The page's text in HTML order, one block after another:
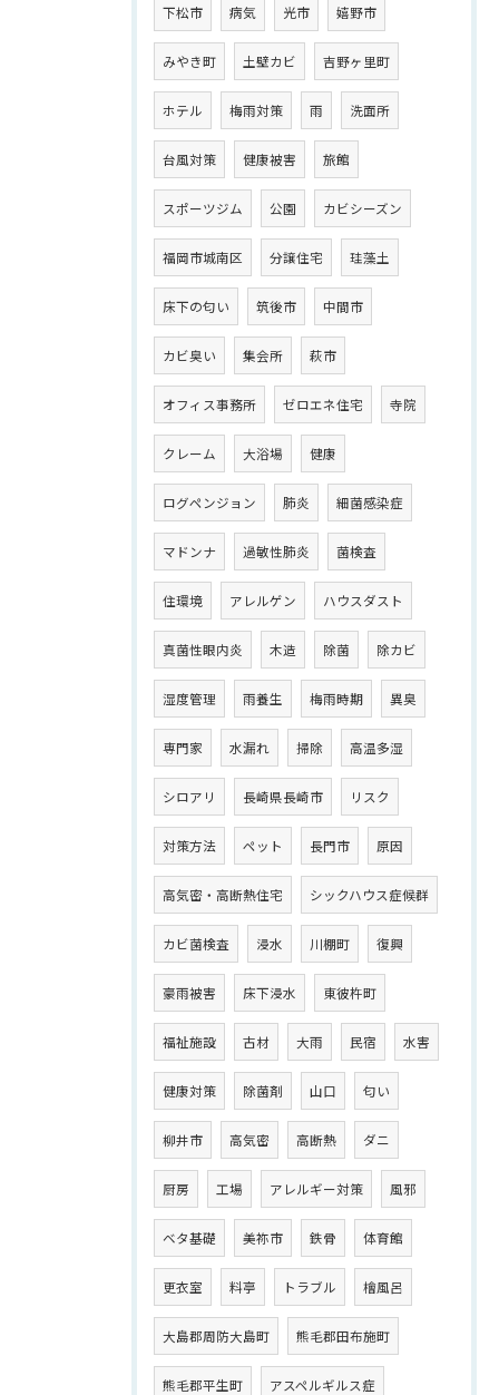
下松市 病気 光市 嬉野市
みやき町 土壁カビ 吉野ヶ里町
ホテル 梅雨対策 雨 洗面所
台風対策 健康被害 旅館
スポーツジム 公園 カビシーズン
福岡市城南区 分譲住宅 珪藻土
床下の匂い 筑後市 中間市
カビ臭い 集会所 萩市
オフィス事務所 ゼロエネ住宅 寺院
クレーム 大浴場 健康
ログペンジョン 肺炎 細菌感染症
マドンナ 過敏性肺炎 菌検査
住環境 アレルゲン ハウスダスト
真菌性眼内炎 木造 除菌 除カビ
湿度管理 雨養生 梅雨時期 異臭
専門家 水漏れ 掃除 高温多湿
シロアリ 長崎県長崎市 リスク
対策方法 ペット 長門市 原因
高気密・高断熱住宅 シックハウス症候群
カビ菌検査 浸水 川棚町 復興
豪雨被害 床下浸水 東彼杵町
福祉施設 古材 大雨 民宿 水害
健康対策 除菌剤 山口 匂い
柳井市 高気密 高断熱 ダニ
厨房 工場 アレルギー対策 風邪
ベタ基礎 美祢市 鉄骨 体育館
更衣室 料亭 トラブル 檜風呂
大島郡周防大島町 熊毛郡田布施町
熊毛郡平生町 アスペルギルス症